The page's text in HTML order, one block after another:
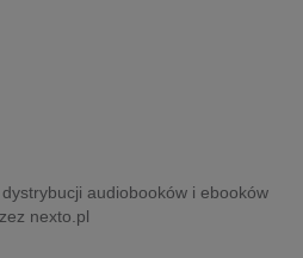
audiobooków i ebooków
nexto.pl